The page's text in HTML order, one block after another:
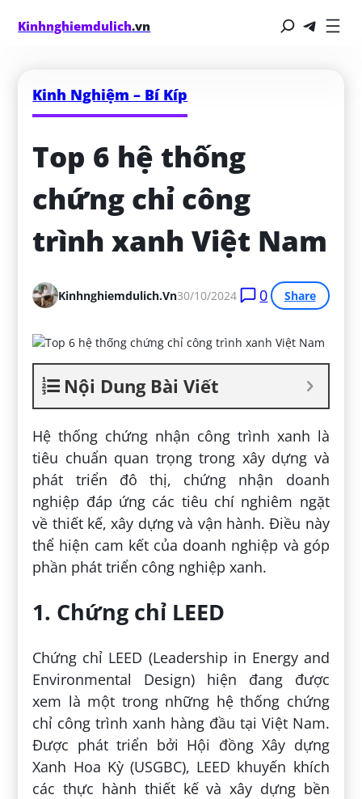
Kinhnghiemdulich.vn
Kinh Nghiệm – Bí Kíp
Top 6 hệ thống
chứng chỉ công
trình xanh Việt Nam
Kinhnghiemdulich.vn30/10/2024 0 Share
Nội Dung Bài Viết
Hệ thống chứng nhận công trình xanh là
tiêu chuẩn quan trọng trong xây dựng và
phát triển đô thị, chứng nhận doanh
nghiệp đáp ứng các tiêu chí nghiêm ngặt
về thiết kế, xây dựng và vận hành. Điều này
thể hiện cam kết của doanh nghiệp và góp
phần phát triển công nghiệp xanh.
1. Chứng chỉ LEED
Chứng chỉ LEED (Leadership in Energy and
Environmental Design) hiện đang được
xem là một trong những hệ thống chứng
chỉ công trình xanh hàng đầu tại Việt Nam.
Được phát triển bởi Hội đồng Xây dựng
Xanh Hoa Kỳ (USGBC), LEED khuyến khích
các thực hành thiết kế và xây dựng bền